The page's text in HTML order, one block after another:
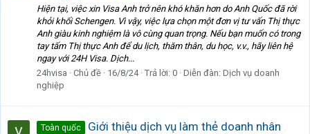
Hiện tại, việc xin Visa Anh trở nên khó khăn hơn do Anh Quốc đã rời
khỏi khối Schengen. Vì vậy, việc lựa chọn một đơn vị tư vấn Thị thực
Anh giàu kinh nghiệm là vô cùng quan trọng. Nếu bạn muốn có trong
tay tấm Thị thực Anh để du lịch, thăm thân, du học, v.v., hãy liên hệ
ngay với 24H Visa. Dịch...
24hvisa
Chủ đề 16/8/24 Trả lời: 0 Diễn đàn: Dịch vụ doanh
nghiệp
Toàn quốc
Giới thiệu dịch vụ làm thẻ doanh nhân